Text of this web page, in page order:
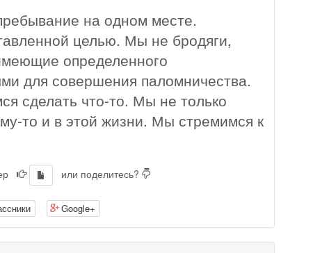
на одном месте.
целью. Мы не бродяги,
определенного
для совершения паломничества.
сделать что-то. Мы не только
то и в этой жизни. Мы стремимся к
или поделитесь?
Google+